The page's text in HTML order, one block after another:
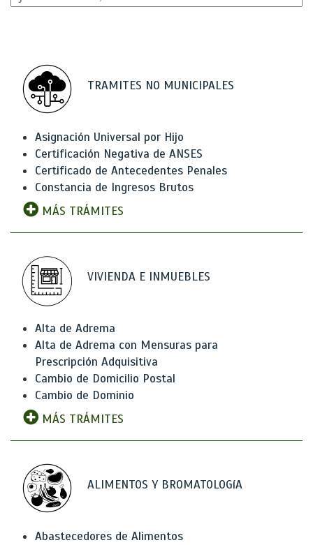
TRAMITES NO MUNICIPALES
Asignación Universal por Hijo
Certificación Negativa de ANSES
Certificado de Antecedentes Penales
Constancia de Ingresos Brutos
MÁS TRÁMITES
VIVIENDA E INMUEBLES
Alta de Adrema
Alta de Adrema con Mensuras para
Prescripción Adquisitiva
Cambio de Domicilio Postal
Cambio de Dominio
MÁS TRÁMITES
ALIMENTOS Y BROMATOLOGíA
Abastecedores de Alimentos